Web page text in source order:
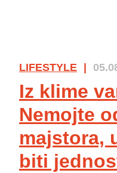
LIFESTYLE
Iz klime
Nemojte
majstora,
biti